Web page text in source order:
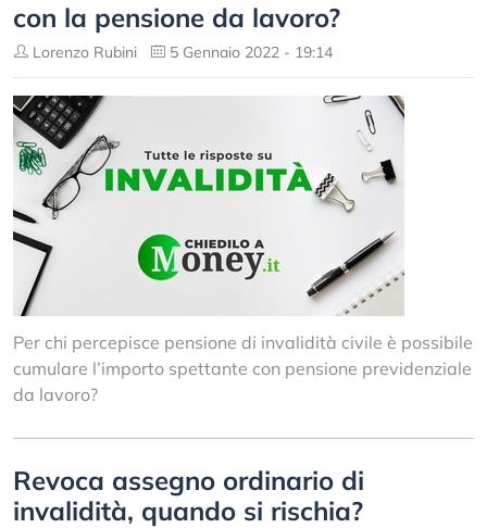
con la pensione da lavoro?
Lorenzo Rubini 5 Gennaio 2022 - 19:14
Per chi percepisce pensione di invalidità civile è possibile
cumulare l’importo spettante con pensione previdenziale
da lavoro?
Revoca assegno ordinario di
invalidità, quando si rischia?